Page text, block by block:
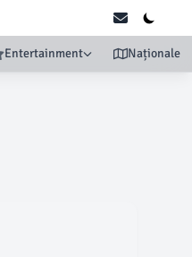
Entertainment Naționale